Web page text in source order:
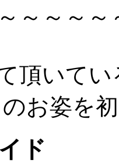
～～～
頂いて
のお姿を
ド